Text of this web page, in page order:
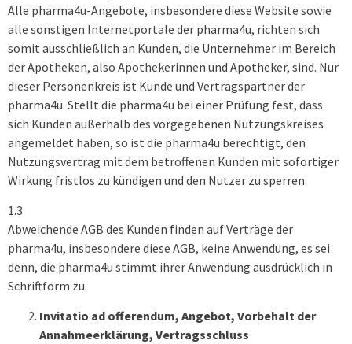
Alle pharma4u-Angebote, insbesondere diese Website sowie
alle sonstigen Internetportale der pharma4u, richten sich
somit ausschließlich an Kunden, die Unternehmer im Bereich
der Apotheken, also Apothekerinnen und Apotheker, sind. Nur
dieser Personenkreis ist Kunde und Vertragspartner der
pharma4u. Stellt die pharma4u bei einer Prüfung fest, dass
sich Kunden außerhalb des vorgegebenen Nutzungskreises
angemeldet haben, so ist die pharma4u berechtigt, den
Nutzungsvertrag mit dem betroffenen Kunden mit sofortiger
Wirkung fristlos zu kündigen und den Nutzer zu sperren.
1.3
Abweichende AGB des Kunden finden auf Verträge der
pharma4u, insbesondere diese AGB, keine Anwendung, es sei
denn, die pharma4u stimmt ihrer Anwendung ausdrücklich in
Schriftform zu.
Invitatio ad offerendum, Angebot, Vorbehalt der
Annahmeerklärung, Vertragsschluss